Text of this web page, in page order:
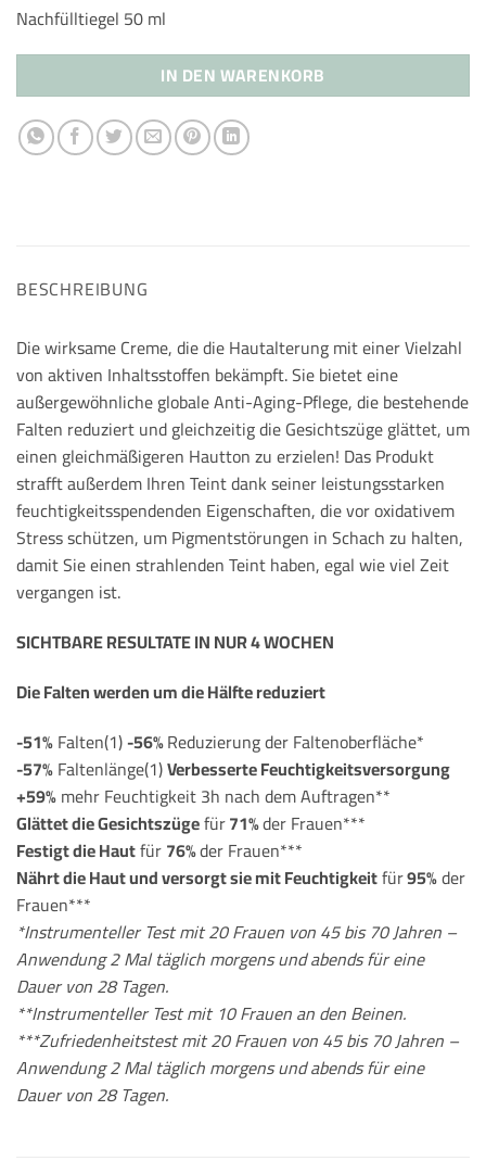
Nachfülltiegel 50 ml
IN DEN WARENKORB
BESCHREIBUNG
Die wirksame Creme, die die Hautalterung mit einer Vielzahl
von aktiven Inhaltsstoffen bekämpft. Sie bietet eine
außergewöhnliche globale Anti-Aging-Pflege, die bestehende
Falten reduziert und gleichzeitig die Gesichtszüge glättet, um
einen gleichmäßigeren Hautton zu erzielen! Das Produkt
strafft außerdem Ihren Teint dank seiner leistungsstarken
feuchtigkeitsspendenden Eigenschaften, die vor oxidativem
Stress schützen, um Pigmentstörungen in Schach zu halten,
damit Sie einen strahlenden Teint haben, egal wie viel Zeit
vergangen ist.
SICHTBARE RESULTATE IN NUR 4 WOCHEN
Die Falten werden um die Hälfte reduziert
-51%Falten(1)-56%Reduzierung der Faltenoberfläche*
-57%Faltenlänge(1)Verbesserte Feuchtigkeitsversorgung
+59%mehr Feuchtigkeit 3h nach dem Auftragen**
Glättet die Gesichtszügefür71%der Frauen***
Festigt die Hautfür76%der Frauen***
Nährt die Haut und versorgt sie mit Feuchtigkeitfür95%der
Frauen***
*Instrumenteller Test mit 20 Frauen von 45 bis 70 Jahren –
Anwendung 2 Mal täglich morgens und abends für eine
Dauer von 28 Tagen.
**Instrumenteller Test mit 10 Frauen an den Beinen.
***Zufriedenheitstest mit 20 Frauen von 45 bis 70 Jahren –
Anwendung 2 Mal täglich morgens und abends für eine
Dauer von 28 Tagen.